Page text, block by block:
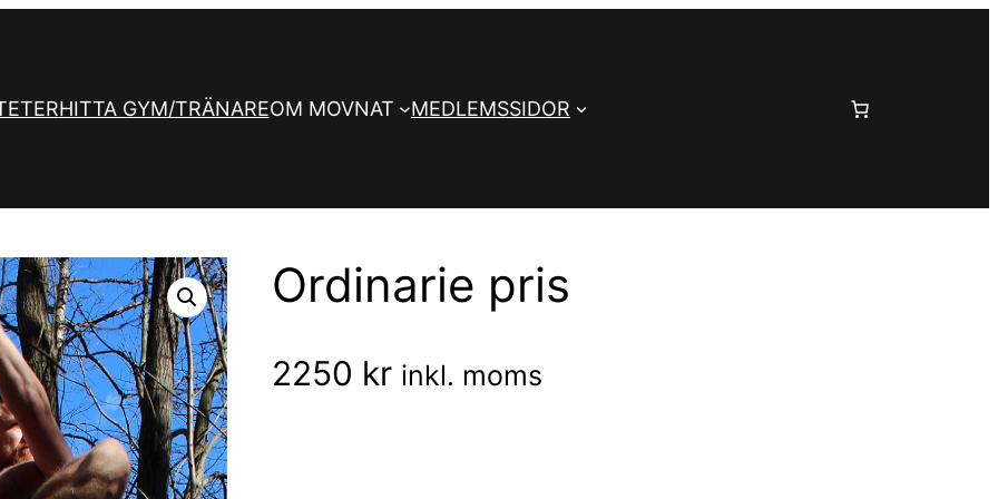
HITTA GYM/TRÄNAREOM MOVNAT MEDLEMSSIDOR
Ordinarie pris
2250 kr inkl. moms